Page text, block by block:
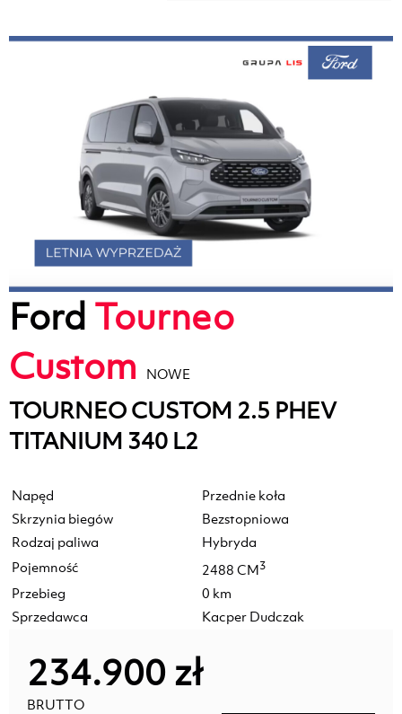
Ford Tourneo
Custom
NOWE
TOURNEO CUSTOM 2.5 PHEV
TITANIUM 340 L2
Napęd
Przednie koła
Skrzynia biegów
Bezstopniowa
Rodzaj paliwa
Hybryda
Pojemność
2488 CM3
Przebieg
0 km
Sprzedawca
Kacper Dudczak
234.900 zł
BRUTTO